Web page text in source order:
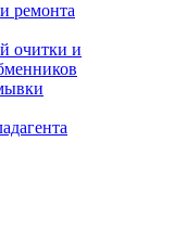
ремонта
очитки и